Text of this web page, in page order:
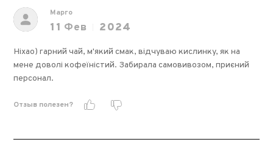
Марго
11 Фев 2024
Ніхао) гарний чай, м'який смак, відчуваю кислинку, як на
мене доволі кофеїністий. Забирала самовивозом, приєний
персонал.
Отзыв полезен?